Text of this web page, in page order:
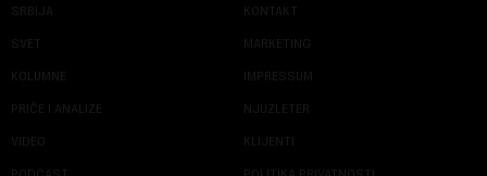
SRBIJA
SVET
KOLUMNE
PRIČE I ANALIZE
VIDEO
KONTAKT
MARKETING
IMPRESSUM
NJUZLETER
KLIJENTI